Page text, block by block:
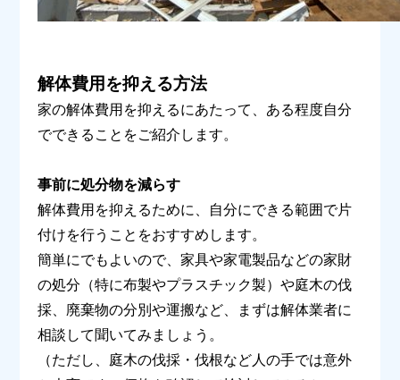
解体費用を抑える方法
家の解体費用を抑えるにあたって、ある程度自分
でできることをご紹介します。
事前に処分物を減らす
解体費用を抑えるために、自分にできる範囲で片
付けを行うことをおすすめします。
簡単にでもよいので、家具や家電製品などの家財
の処分（特に布製やプラスチック製）や庭木の伐
採、廃棄物の分別や運搬など、まずは解体業者に
相談して聞いてみましょう。
（ただし、庭木の伐採・伐根など人の手では意外